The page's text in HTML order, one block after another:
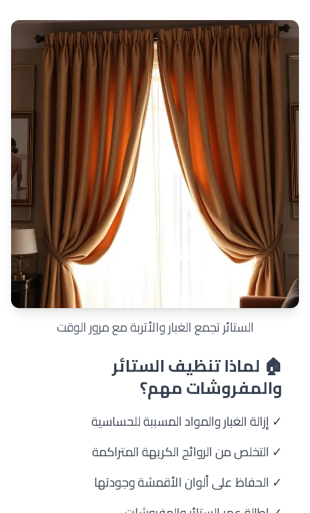
الستائر تجمع الغبار والأتربة مع مرور الوقت
🏠 لماذا تنظيف الستائر
والمفروشات مهم؟
✓ إزالة الغبار والمواد المسببة للحساسية
✓ التخلص من الروائح الكريهة المتراكمة
✓ الحفاظ على ألوان الأقمشة وجودتها